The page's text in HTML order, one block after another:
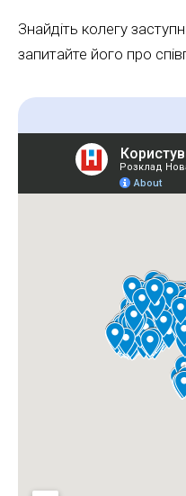
Знайдіть колегу
запитайте його про